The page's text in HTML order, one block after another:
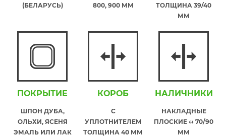
(БЕЛАРУСЬ)
800, 900 ММ
ТОЛЩИНА 39/40
ММ
ПОКРЫТИЕ
ШПОН ДУБА,
ОЛЬХИ, ЯСЕНЯ
ЭМАЛЬ ИЛИ ЛАК
КОРОБ
С
УПЛОТНИТЕЛЕМ
ТОЛЩИНА 40 ММ
НАЛИЧНИКИ
НАКЛАДНЫЕ
ПЛОСКИЕ ↔ 70/90
ММ